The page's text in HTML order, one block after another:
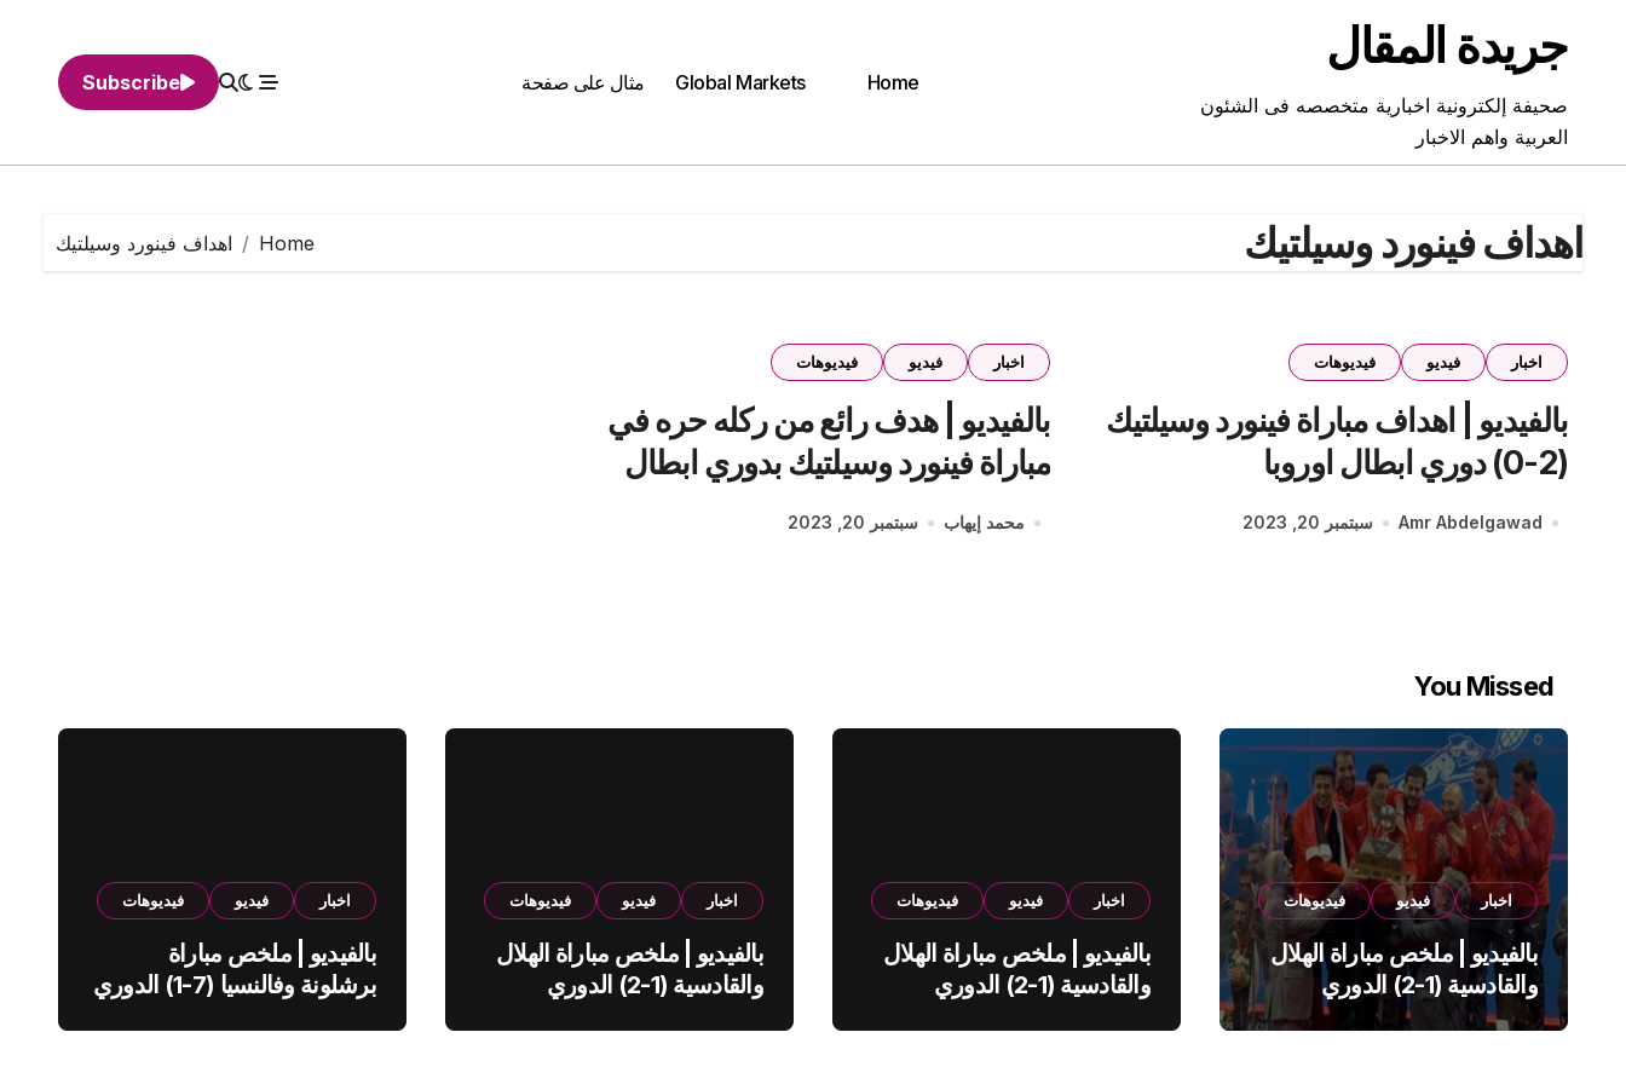
contentجريدة المقال
صحيفة إلكترونية اخبارية متخصصه فى الشئون
العربية واهم الاخبار
Home
Global Markets مثال على صفحة Subscribe
اهداف فينورد وسيلتيك Home اهداف فينورد وسيلتيك
اخبار فيديو فيديوهات
بالفيديو | اهداف مباراة فينورد وسيلتيك
(2-0) دوري ابطال اوروبا
Amr Abdelgawad سبتمبر 20, 2023
اخبار فيديو فيديوهات
بالفيديو | هدف رائع من ركله حره في
مباراة فينورد وسيلتيك بدوري ابطال
اوروبا
محمد إيهاب سبتمبر 20, 2023
You Missed
اخبار فيديو فيديوهات
بالفيديو | ملخص مباراة الهلال
والقادسية (1-2) الدوري
السعودي
اخبار فيديو فيديوهات
بالفيديو | ملخص مباراة الهلال
والقادسية (1-2) الدوري
اخبار فيديو فيديوهات
بالفيديو | ملخص مباراة الهلال
والقادسية (1-2) الدوري
اخبار فيديو فيديوهات
بالفيديو | ملخص مباراة
برشلونة وفالنسيا (7-1) الدوري